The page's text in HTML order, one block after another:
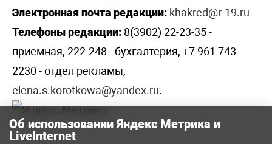
Электронная почта редакции: khakred@r-19.ru
Телефоны редакции: 8(3902) 22-23-35 -
приемная, 222-248 - бухгалтерия, +7 961 743
2230 - отдел рекламы,
elena.s.korotkowa@yandex.ru.
Об использовании Яндекс Метрика и
LiveInternet